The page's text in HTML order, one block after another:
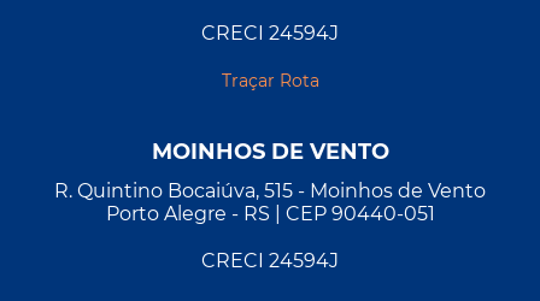
CRECI 24594J
Traçar Rota
MOINHOS DE VENTO
R. Quintino Bocaiúva, 515 - Moinhos de Vento
Porto Alegre - RS | CEP 90440-051
CRECI 24594J